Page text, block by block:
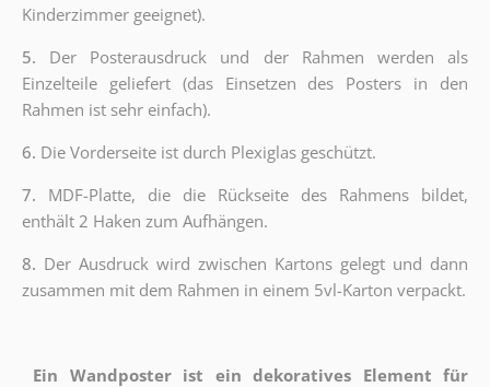
Kinderzimmer geeignet).
5. Der Posterausdruck und der Rahmen werden als
Einzelteile geliefert (das Einsetzen des Posters in den
Rahmen ist sehr einfach).
6. Die Vorderseite ist durch Plexiglas geschützt.
7. MDF-Platte, die die Rückseite des Rahmens bildet,
enthält 2 Haken zum Aufhängen.
8. Der Ausdruck wird zwischen Kartons gelegt und dann
zusammen mit dem Rahmen in einem 5vl-Karton verpackt.
Ein Wandposter ist ein dekoratives Element für